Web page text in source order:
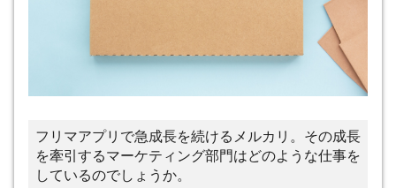
フリマアプリで急成長を続けるメルカリ。その成長
を牽引するマーケティング部門はどのような仕事を
しているのでしょうか。